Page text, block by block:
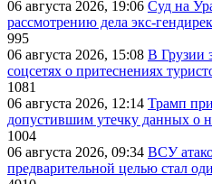
06 августа 2026, 19:06 Суд на
рассмотрению дела экс-
995
06 августа 2026, 15:08 В Грузии
соцсетях о притеснениях
1081
06 августа 2026, 12:14 Трамп
допустившим утечку данных о
1004
06 августа 2026, 09:34 ВСУ
предварительной целью стал